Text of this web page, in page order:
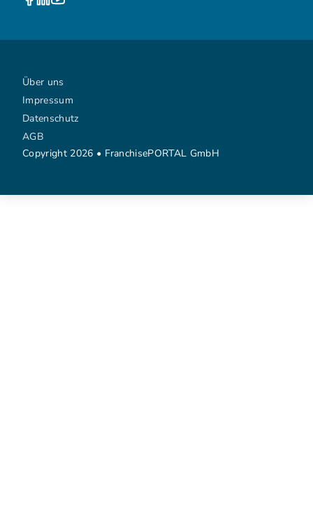
Copyright 2026 • FranchisePORTAL GmbH
Über uns
Impressum
Datenschutz
AGB